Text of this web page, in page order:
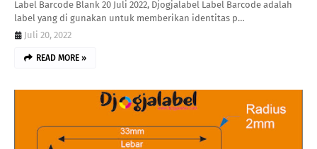
Label Barcode Blank 20 Juli 2022, Djogjalabel Label Barcode adalah
label yang di gunakan untuk memberikan identitas p…
Juli 20, 2022
READ MORE »